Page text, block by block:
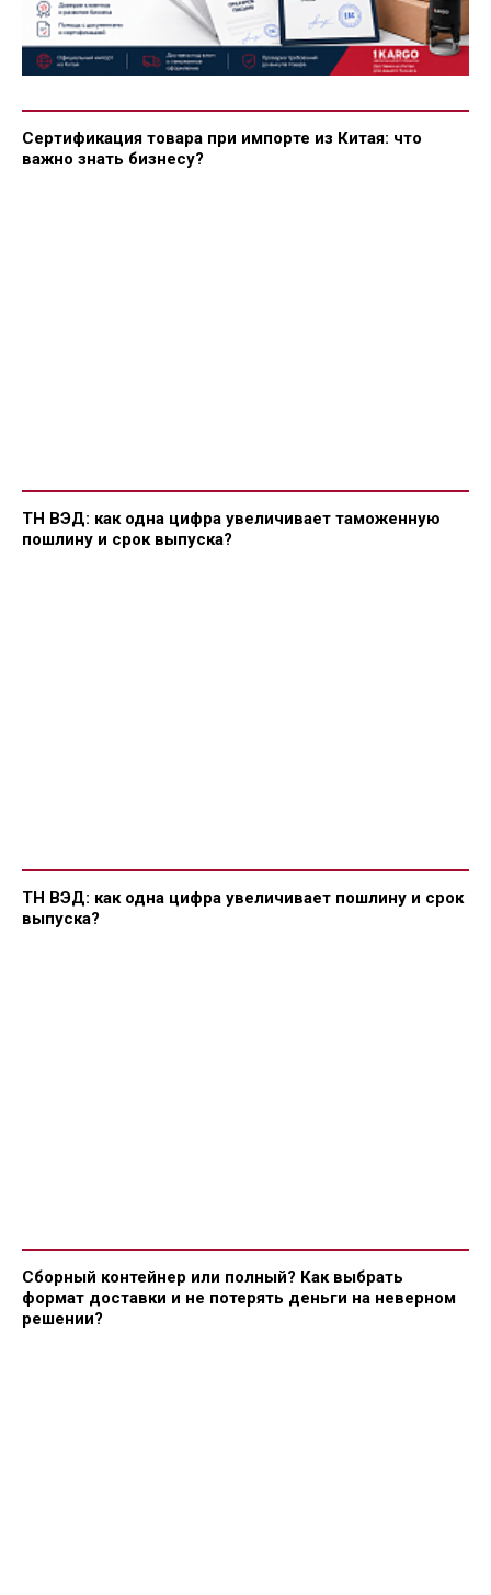
Сертификация товара при импорте из Китая: что
важно знать бизнесу?
ТН ВЭД: как одна цифра увеличивает таможенную
пошлину и срок выпуска?
ТН ВЭД: как одна цифра увеличивает пошлину и срок
выпуска?
Сборный контейнер или полный? Как выбрать
формат доставки и не потерять деньги на неверном
решении?